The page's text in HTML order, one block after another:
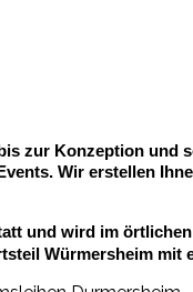
zur Konzeption und
Wir erstellen
und wird im
Würmersheim mit